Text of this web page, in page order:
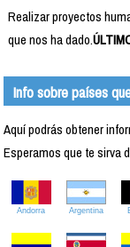
Realizar proyectos
que nos ha dado.
Info sobre países
Aquí podrás obtener
Esperamos que te sirva
Andorra Argentina